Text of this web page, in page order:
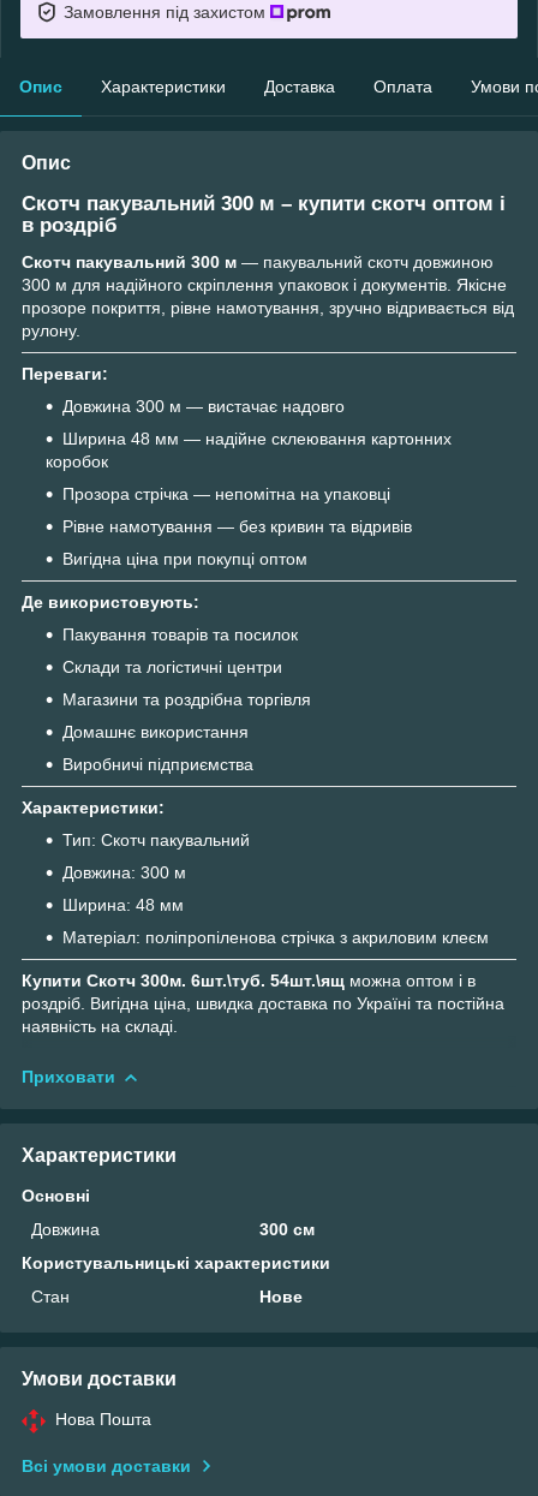
Замовлення під захистом
Опис Характеристики Доставка Оплата Умови
Опис
Скотч пакувальний 300 м – купити скотч оптом і
в роздріб
Скотч пакувальний 300 м — пакувальний скотч довжиною
300 м для надійного скріплення упаковок і документів. Якісне
прозоре покриття, рівне намотування, зручно відривається від
рулону.
Переваги:
Довжина 300 м — вистачає надовго
Ширина 48 мм — надійне склеювання картонних
коробок
Прозора стрічка — непомітна на упаковці
Рівне намотування — без кривин та відривів
Вигідна ціна при покупці оптом
Де використовують:
Пакування товарів та посилок
Склади та логістичні центри
Магазини та роздрібна торгівля
Домашнє використання
Виробничі підприємства
Характеристики:
Тип: Скотч пакувальний
Довжина: 300 м
Ширина: 48 мм
Матеріал: поліпропіленова стрічка з акриловим клеєм
Купити Скотч 300м. 6шт.\туб. 54шт.\ящ можна оптом і в
роздріб. Вигідна ціна, швидка доставка по Україні та постійна
наявність на складі.
Приховати
Характеристики
Основні
Довжина
300 см
Користувальницькі характеристики
Стан
Нове
Умови доставки
Нова Пошта
Всі умови доставки